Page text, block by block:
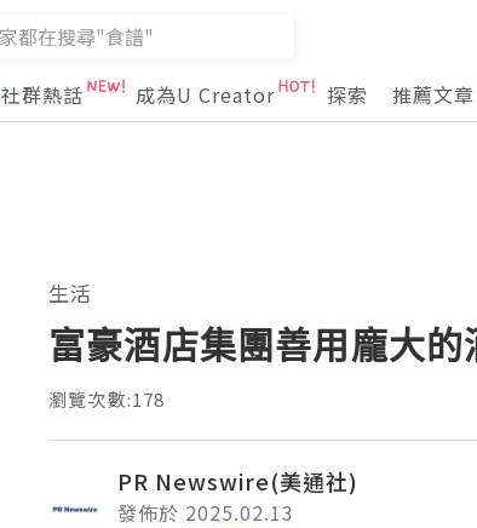
社群熱話 成為U Creator 探索 推薦文章
生活
富豪酒店集團善用龐大
瀏覽次數:178
PR Newswire(美通社)
發佈於 2025.02.13